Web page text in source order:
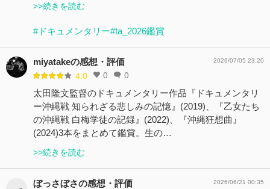
>>続きを読む
#ドキュメンタリー#ta_2026鑑賞
miyatakeの感想・評価
4.0 0 0
2026/07/05 23:20
太田隆文監督のドキュメンタリー作品『ドキュメンタリ
ー沖縄戦 知られざる悲しみの記憶』(2019)、『乙女たち
の沖縄戦 白梅学徒の記録』(2022)、『沖縄狂想曲』
(2024)3本をまとめて鑑賞。生の…
>>続きを読む
ぼっさぼさの感想・評価 2026/06/21 00:35